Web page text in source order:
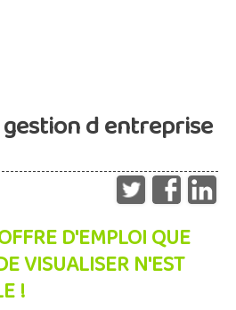
d entreprise
D'EMPLOI QUE
VISUALISER N'EST
!